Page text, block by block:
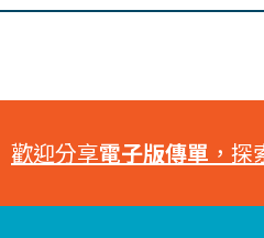
歡迎分享電子版傳單 ，